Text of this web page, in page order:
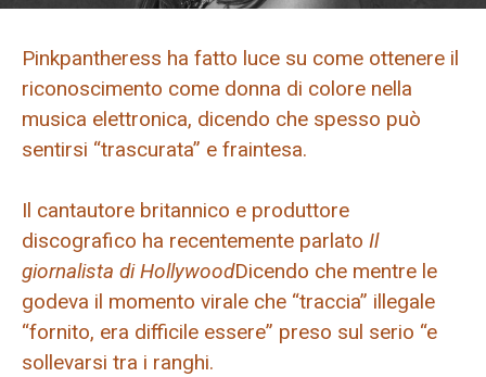
Pinkpantheress ha fatto luce su come ottenere il
riconoscimento come donna di colore nella
musica elettronica, dicendo che spesso può
sentirsi “trascurata” e fraintesa.
Il cantautore britannico e produttore
discografico ha recentemente parlato Il
giornalista di HollywoodDicendo che mentre le
godeva il momento virale che “traccia” illegale
“fornito, era difficile essere” preso sul serio “e
sollevarsi tra i ranghi.